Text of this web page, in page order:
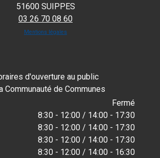
51600 SUIPPES
03 26 70 08 60
Mentions légales
d'ouverture au public
Communauté de Communes
Fermé
8:30 - 12:00 / 14:00 - 17:30
8:30 - 12:00 / 14:00 - 17:30
8:30 - 12:00 / 14:00 - 17:30
8:30 - 12:00 / 14:00 - 16:30